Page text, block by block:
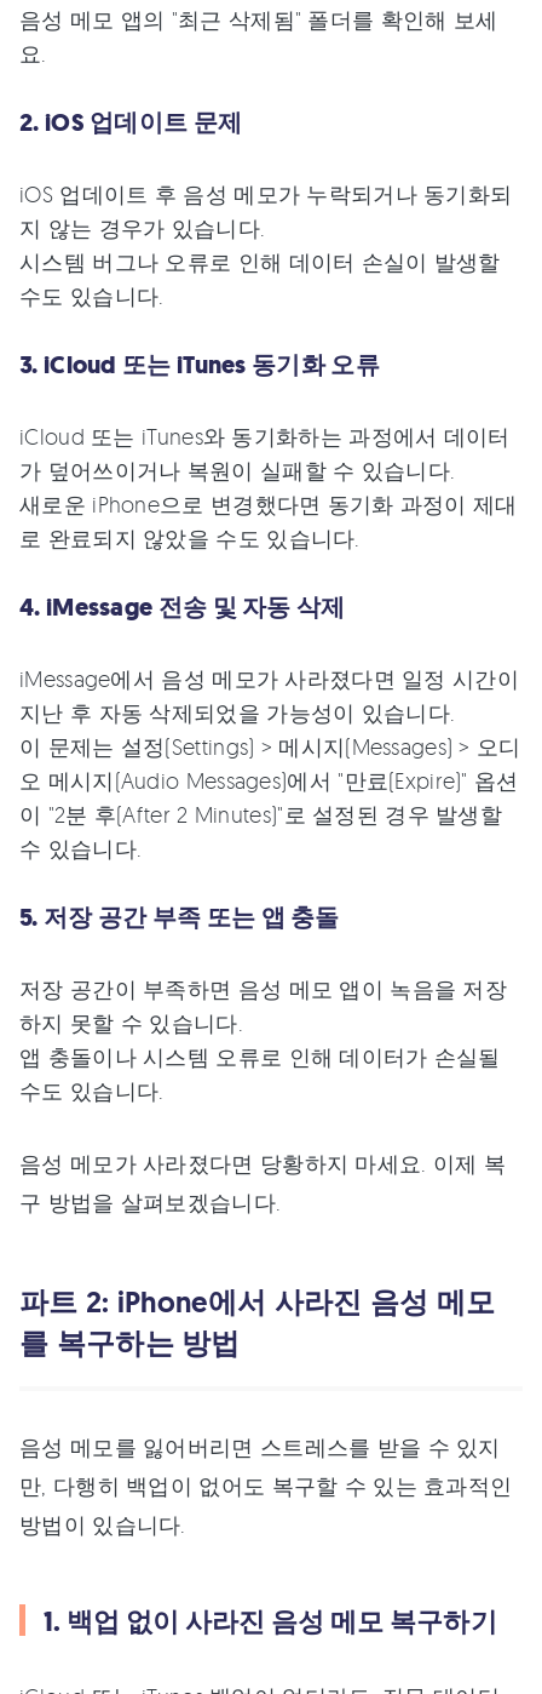
음성 메모 앱의 "최근 삭제됨" 폴더를 확인해 보세
요.
2. iOS 업데이트 문제
iOS 업데이트 후 음성 메모가 누락되거나 동기화되
지 않는 경우가 있습니다.
시스템 버그나 오류로 인해 데이터 손실이 발생할
수도 있습니다.
3. iCloud 또는 iTunes 동기화 오류
iCloud 또는 iTunes와 동기화하는 과정에서 데이터
가 덮어쓰이거나 복원이 실패할 수 있습니다.
새로운 iPhone으로 변경했다면 동기화 과정이 제대
로 완료되지 않았을 수도 있습니다.
4. iMessage 전송 및 자동 삭제
iMessage에서 음성 메모가 사라졌다면 일정 시간이
지난 후 자동 삭제되었을 가능성이 있습니다.
이 문제는 설정(Settings) > 메시지(Messages) > 오디
오 메시지(Audio Messages)에서 "만료(Expire)" 옵션
이 "2분 후(After 2 Minutes)"로 설정된 경우 발생할
수 있습니다.
5. 저장 공간 부족 또는 앱 충돌
저장 공간이 부족하면 음성 메모 앱이 녹음을 저장
하지 못할 수 있습니다.
앱 충돌이나 시스템 오류로 인해 데이터가 손실될
수도 있습니다.
음성 메모가 사라졌다면 당황하지 마세요. 이제 복
구 방법을 살펴보겠습니다.
파트 2: iPhone에서 사라진 음성 메모
를 복구하는 방법
음성 메모를 잃어버리면 스트레스를 받을 수 있지
만, 다행히 백업이 없어도 복구할 수 있는 효과적인
방법이 있습니다.
1. 백업 없이 사라진 음성 메모 복구하기